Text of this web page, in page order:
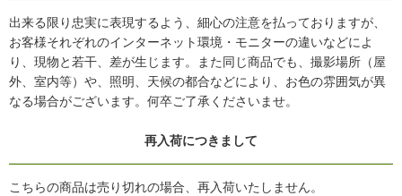
出来る限り忠実に表現するよう、細心の注意を払っておりますが、
お客様それぞれのインターネット環境・モニターの違いなどによ
り、現物と若干、差が生じます。また同じ商品でも、撮影場所（屋
外、室内等）や、照明、天候の都合などにより、お色の雰囲気が異
なる場合がございます。何卒ご了承くださいませ。
再入荷につきまして
こちらの商品は売り切れの場合、再入荷いたしません。